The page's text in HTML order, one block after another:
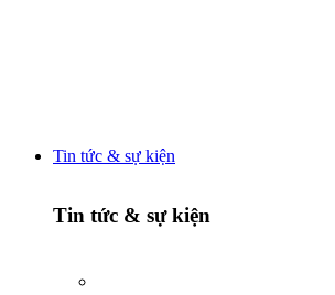
Tin tức & sự kiện
Tin tức & sự kiện